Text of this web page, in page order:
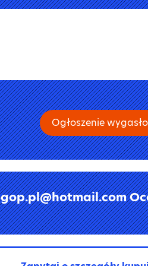
Ogłoszenie wygasło